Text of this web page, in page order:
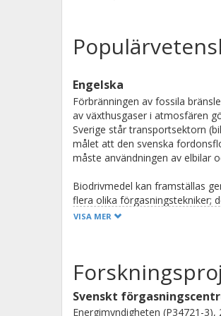
Engelska
Förbränningen av fossila
av växthusgaser i atmosfären
Sverige står transportsektorn
målet att den svenska
måste användningen av elbilar
Biodrivmedel kan framställas
flera olika förgasningstekniker;
förgasningsanläggning med
förgasningskammare som
cirkulerar hela tiden mellan
sistnämnda. En del av bränsles
förbränningskammaren där det
VISA MER
Svenskt
Energimyndigheten (P34721-